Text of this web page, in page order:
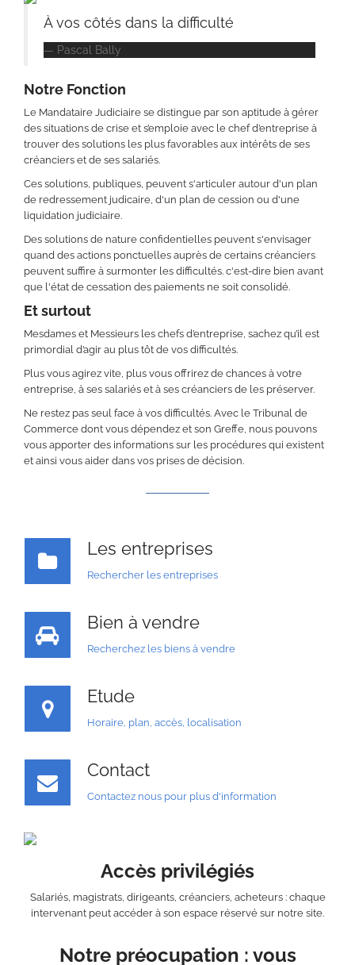
À vos côtés dans la difficulté
Pascal Bally
Notre Fonction
Le Mandataire Judiciaire se distingue par son aptitude à gérer
des situations de crise et s’emploie avec le chef d’entreprise à
trouver des solutions les plus favorables aux intérêts de ses
créanciers et de ses salariés.
Ces solutions, publiques, peuvent s'articuler autour d'un plan
de redressement judicaire, d'un plan de cession ou d'une
liquidation judiciaire.
Des solutions de nature confidentielles peuvent s'envisager
quand des actions ponctuelles auprès de certains créanciers
peuvent suffire à surmonter les difficultés. c'est-dire bien avant
que l'état de cessation des paiements ne soit consolidé.
Et surtout
Mesdames et Messieurs les chefs d’entreprise, sachez qu’il est
primordial d’agir au plus tôt de vos difficultés.
Plus vous agirez vite, plus vous offrirez de chances à votre
entreprise, à ses salariés et à ses créanciers de les préserver.
Ne restez pas seul face à vos difficultés. Avec le Tribunal de
Commerce dont vous dépendez et son Greffe, nous pouvons
vous apporter des informations sur les procédures qui existent
et ainsi vous aider dans vos prises de décision.
Les entreprises
Rechercher les entreprises
Bien à vendre
Recherchez les biens à vendre
Etude
Horaire, plan, accès, localisation
Contact
Contactez nous pour plus d'information
Accès privilégiés
Salariés, magistrats, dirigeants, créanciers, acheteurs : chaque
intervenant peut accéder à son espace réservé sur notre site.
Notre préocupation : vous